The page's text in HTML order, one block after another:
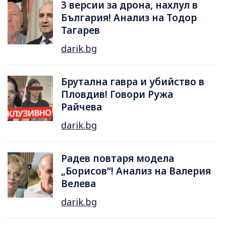
3 версии за дрона, нахлул в
България! Анализ на Тодор
Тагарев
darik.bg
Брутална гавра и убийство в
Пловдив! Говори Ружа
Райчева
darik.bg
Радев повтаря модела
„Борисов“! Анализ на Валерия
Велева
darik.bg